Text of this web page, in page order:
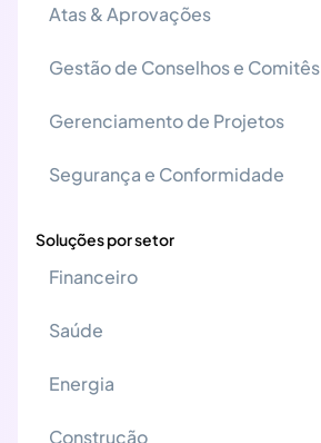
Atas & Aprovações
Gestão de Conselhos e Comitês
Gerenciamento de Projetos
Segurança e Conformidade
Soluções por setor
Financeiro
Saúde
Energia
Construção